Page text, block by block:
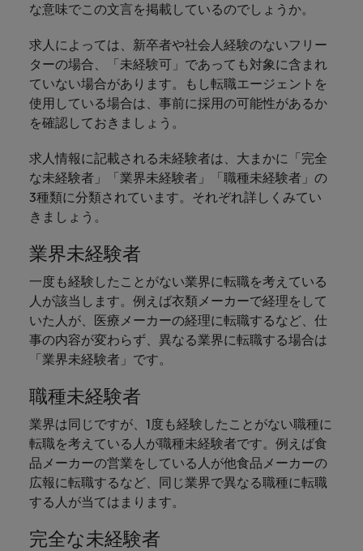
な意味でこの文言を掲載しているのでしょうか。
求人によっては、新卒者や社会人経験のないフリー
ターの場合、「未経験可」であっても対象に含まれ
ていない場合があります。もし転職エージェントを
使用している場合は、事前に採用の可能性があるか
を確認しておきましょう。
求人情報に記載される未経験者は、大まかに「完全
な未経験者」「業界未経験者」「職種未経験者」の
3種類に分類されています。それぞれ詳しくみてい
きましょう。
業界未経験者
一度も経験したことがない業界に転職を考えている
人が該当します。例えば衣類メーカーで経理をして
いた人が、医療メーカーの経理に転職するなど、仕
事の内容が変わらず、異なる業界に転職する場合は
「業界未経験者」です。
職種未経験者
業界は同じですが、1度も経験したことがない職種に
転職を考えている人が職種未経験者です。例えば食
品メーカーの営業をしている人が他食品メーカーの
広報に転職するなど、同じ業界で異なる職種に転職
する人が当てはまります。
完全な未経験者